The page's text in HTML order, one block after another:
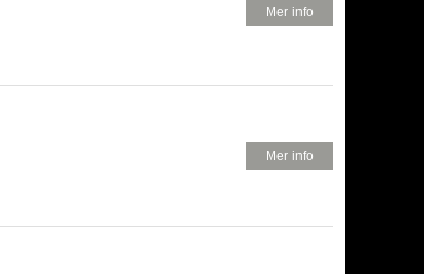
Mer info
Mer info